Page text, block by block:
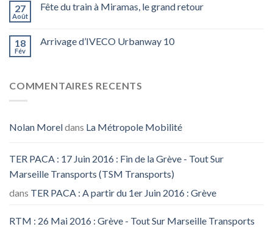
27
Août
Fête du train à Miramas, le grand retour
18
Fév
Arrivage d’IVECO Urbanway 10
COMMENTAIRES RECENTS
Nolan Moreldans La Métropole Mobilité
TER PACA : 17 Juin 2016 : Fin de la Grève - Tout Sur
Marseille Transports (TSM Transports)
dans TER PACA : A partir du 1er Juin 2016 : Grève
RTM : 26 Mai 2016 : Grève - Tout Sur Marseille Transports